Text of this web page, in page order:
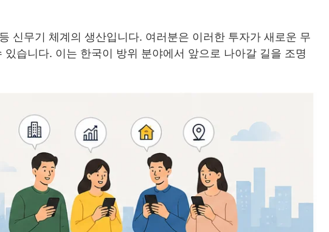
신무기 체계의 생산입니다. 여러분은 이러한 투자가 새로운 무
습니다. 이는 한국이 방위 분야에서 앞으로 나아갈 길을 조명